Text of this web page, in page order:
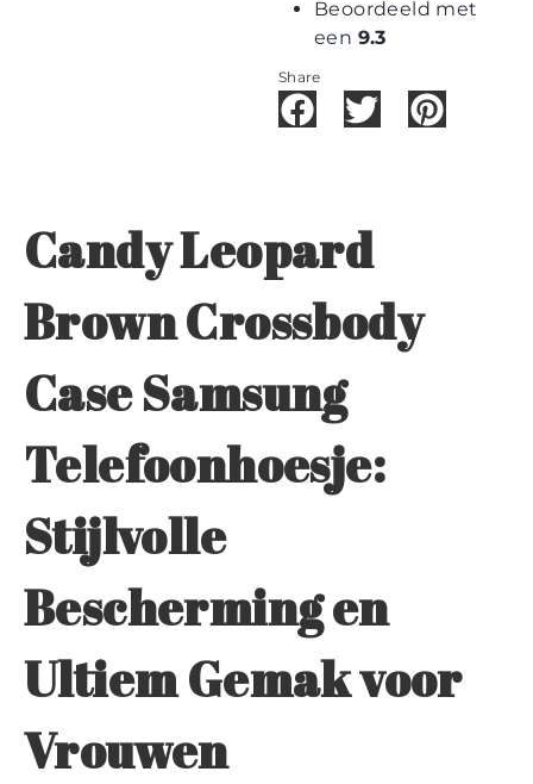
Beoordeeld met
een 9.3
Share
Candy Leopard
Brown Crossbody
Case Samsung
Telefoonhoesje:
Stijlvolle
Bescherming en
Ultiem Gemak voor
Vrouwen